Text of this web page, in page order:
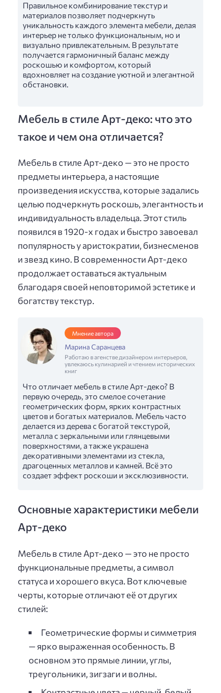
Правильное комбинирование текстур и
материалов позволяет подчеркнуть
уникальность каждого элемента мебели, делая
интерьер не только функциональным, но и
визуально привлекательным. В результате
получается гармоничный баланс между
роскошью и комфортом, который
вдохновляет на создание уютной и элегантной
обстановки.
Мебель в стиле Арт-деко: что это
такое и чем она отличается?
Мебель в стиле Арт-деко — это не просто
предметы интерьера, а настоящие
произведения искусства, которые задались
целью подчеркнуть роскошь, элегантность и
индивидуальность владельца. Этот стиль
появился в 1920-х годах и быстро завоевал
популярность у аристократии, бизнесменов
и звезд кино. В современности Арт-деко
продолжает оставаться актуальным
благодаря своей неповторимой эстетике и
богатству текстур.
Мнение автора
Марина Саранцева
Работаю в агенстве дизайнером интерьеров,
увлекаюсь кулинарией и чтением исторических
книг
Что отличает мебель в стиле Арт-деко? В
первую очередь, это смелое сочетание
геометрических форм, ярких контрастных
цветов и богатых материалов. Мебель часто
делается из дерева с богатой текстурой,
металла с зеркальными или глянцевыми
поверхностями, а также украшена
декоративными элементами из стекла,
драгоценных металлов и камней. Всё это
создает эффект роскоши и эксклюзивности.
Основные характеристики мебели
Арт-деко
Мебель в стиле Арт-деко — это не просто
функциональные предметы, а символ
статуса и хорошего вкуса. Вот ключевые
черты, которые отличают её от других
стилей:
Геометрические формы и симметрия
— ярко выраженная особенность. В
основном это прямые линии, углы,
треугольники, зигзаги и волны.